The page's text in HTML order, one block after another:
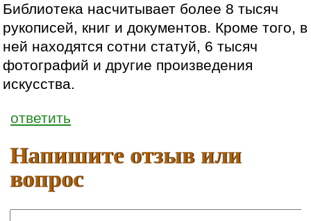
Библиотека насчитывает более 8 тысяч
рукописей, книг и документов. Кроме того, в
ней находятся сотни статуй, 6 тысяч
фотографий и другие произведения
искусства.
ответить
Напишите отзыв или
вопрос